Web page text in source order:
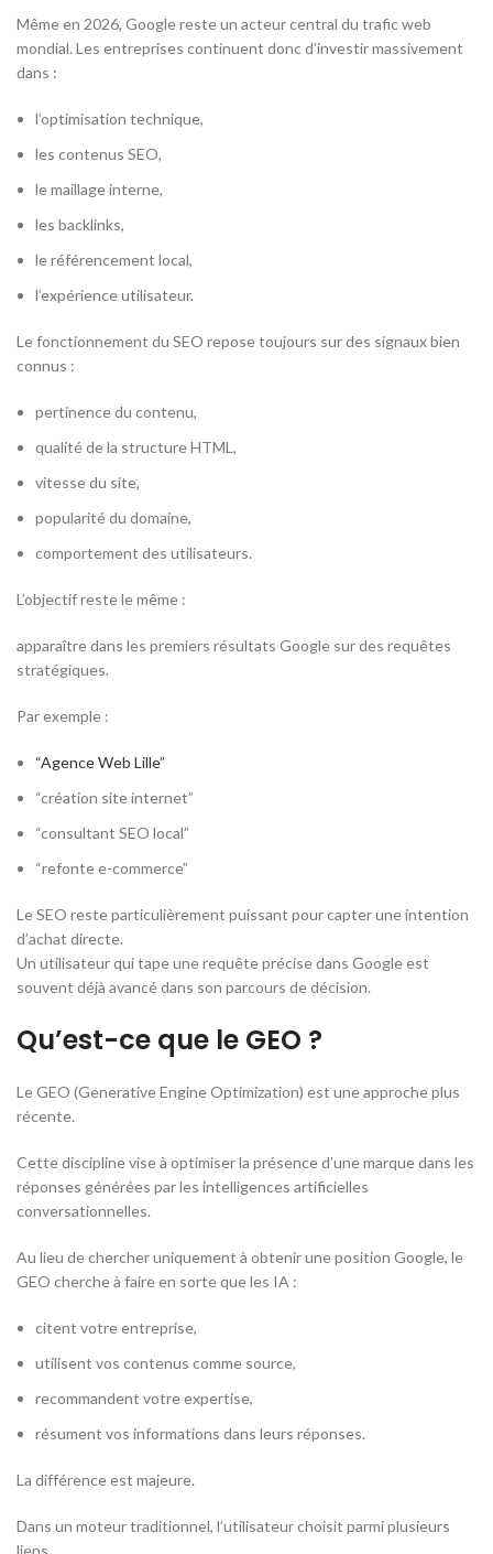
Même en 2026, Google reste un acteur central du trafic web
mondial. Les entreprises continuent donc d’investir massivement
dans :
l’optimisation technique,
les contenus SEO,
le maillage interne,
les backlinks,
le référencement local,
l’expérience utilisateur.
Le fonctionnement du SEO repose toujours sur des signaux bien
connus :
pertinence du contenu,
qualité de la structure HTML,
vitesse du site,
popularité du domaine,
comportement des utilisateurs.
L’objectif reste le même :
apparaître dans les premiers résultats Google sur des requêtes
stratégiques.
Par exemple :
“Agence Web Lille”
“création site internet”
“consultant SEO local”
“refonte e-commerce”
Le SEO reste particulièrement puissant pour capter une intention
d’achat directe.
Un utilisateur qui tape une requête précise dans Google est
souvent déjà avancé dans son parcours de décision.
Qu’est-ce que le GEO ?
Le GEO (Generative Engine Optimization) est une approche plus
récente.
Cette discipline vise à optimiser la présence d’une marque dans les
réponses générées par les intelligences artificielles
conversationnelles.
Au lieu de chercher uniquement à obtenir une position Google, le
GEO cherche à faire en sorte que les IA :
citent votre entreprise,
utilisent vos contenus comme source,
recommandent votre expertise,
résument vos informations dans leurs réponses.
La différence est majeure.
Dans un moteur traditionnel, l’utilisateur choisit parmi plusieurs
liens.